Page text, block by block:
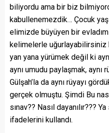
biliyordu ama bir biz
kabullenemezdik… Çocuk
elimizde büyüyen bir
kelimelerle uğurlayabilirsiniz
yan yana yürümek değil ki
aynı umudu paylaşmak, aynı
Gülşah’la da aynı rüyayı
gerçek olmuştu. Şimdi Bu
sınav?? Nasıl dayanılır???
ifadelerini kullandı.